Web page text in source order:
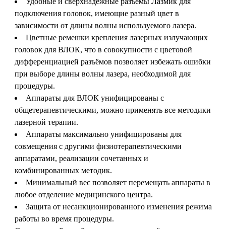
подключения головок, имеющие разный цвет в
зависимости от длины волны используемого лазера.
Цветные ремешки крепления лазерных излучающих
головок для ВЛОК, что в совокупности с цветовой
дифференциацией разъёмов позволяет избежать ошибки
при выборе длины волны лазера, необходимой для
процедуры.
Аппараты для ВЛОК унифицированы с
общетерапевтическими, можно применять все методики
лазерной терапии.
Аппараты максимально унифицированы для
совмещения с другими физиотерапевтическими
аппаратами, реализации сочетанных и
комбинированных методик.
Минимальный вес позволяет перемещать аппараты в
любое отделение медицинского центра.
Защита от несанкционированного изменения режима
работы во время процедуры.